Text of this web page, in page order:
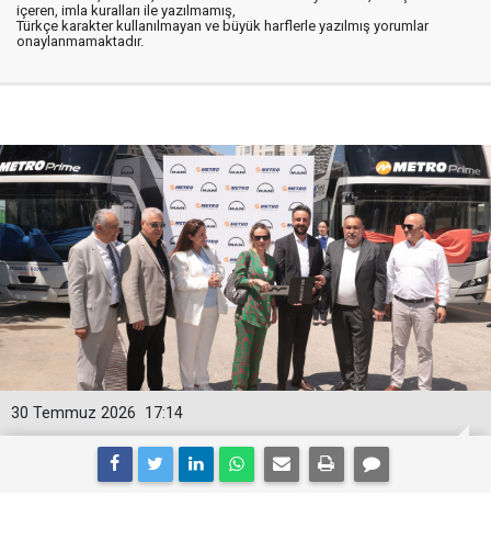
içeren, imla kuralları ile yazılmamış,
Türkçe karakter kullanılmayan ve büyük harflerle yazılmış yorumlar
onaylanmamaktadır.
17:14
30 Temmuz 2026